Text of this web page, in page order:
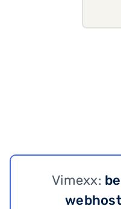
Vimexx: